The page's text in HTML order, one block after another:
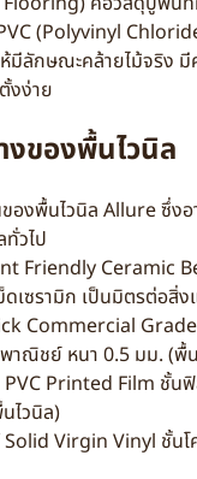
(Polyvinyl
มีลักษณะคล้ายไม้จริง
งง่าย
งของพื้นไวนิล
องพื้นไวนิล Allure ซึ่งอ
วไป
Friendly Ceramic
ดเซรามิก เป็นมิตรต่อสิ่
Commercial
าณิชย์ หนา 0.5 มม. (พื้
Printed Film ชั้น
ไวนิล)
Virgin Vinyl ชั้นโ